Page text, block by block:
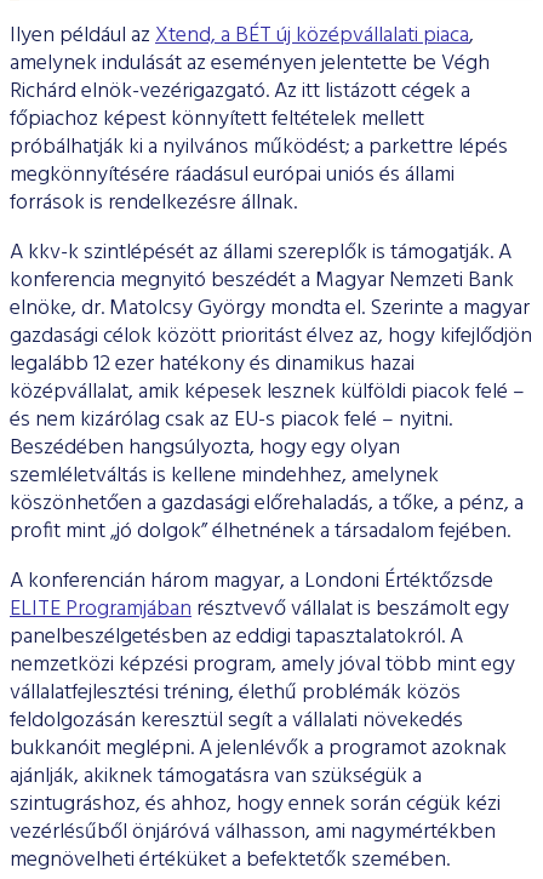
Ilyen például azXtend, a BÉT új középvállalati piaca,
amelynek indulását az eseményen jelentette be Végh
Richárd elnök-vezérigazgató. Az itt listázott cégek a
főpiachoz képest könnyített feltételek mellett
próbálhatják ki a nyilvános működést; a parkettre lépés
megkönnyítésére ráadásul európai uniós és állami
források is rendelkezésre állnak.
A kkv-k szintlépését az állami szereplők is támogatják. A
konferencia megnyitó beszédét a Magyar Nemzeti Bank
elnöke, dr. Matolcsy György mondta el. Szerinte a magyar
gazdasági célok között prioritást élvez az, hogy kifejlődjön
legalább 12 ezer hatékony és dinamikus hazai
középvállalat, amik képesek lesznek külföldi piacok felé –
és nem kizárólag csak az EU-s piacok felé – nyitni.
Beszédében hangsúlyozta, hogy egy olyan
szemléletváltás is kellene mindehhez, amelynek
köszönhetően a gazdasági előrehaladás, a tőke, a pénz, a
profit mint „jó dolgok” élhetnének a társadalom fejében.
A konferencián három magyar, a Londoni Értéktőzsde
ELITE Programjábanrésztvevő vállalat is beszámolt egy
panelbeszélgetésben az eddigi tapasztalatokról. A
nemzetközi képzési program, amely jóval több mint egy
vállalatfejlesztési tréning, élethű problémák közös
feldolgozásán keresztül segít a vállalati növekedés
bukkanóit meglépni. A jelenlévők a programot azoknak
ajánlják, akiknek támogatásra van szükségük a
szintugráshoz, és ahhoz, hogy ennek során cégük kézi
vezérlésűből önjáróvá válhasson, ami nagymértékben
megnövelheti értéküket a befektetők szemében.